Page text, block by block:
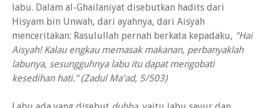
labu. Dalam al-Ghailaniyat disebutkan hadits dari
Hisyam bin Unwah, dari ayahnya, dari Aisyah
menceritakan: Rasulullah pernah berkata kepadaku, "Hai
Aisyah! Kalau engkau memasak makanan, perbanyaklah
labunya, sesungguhnya labu itu dapat mengobati
kesedihan hati." (Zadul Ma'ad, 5/503)